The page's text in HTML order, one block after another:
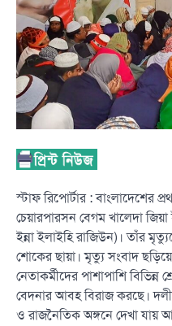
স্টাফ রিপোর্টার : বাংলাদেশের
চেয়ারপারসন বেগম খালেদা জিয়া
ইন্না ইলাইহি রাজিউন)। তাঁর
শোকের ছায়া। মৃত্যু সংবাদ
নেতাকর্মীদের পাশাপাশি
বেদনার আবহ বিরাজ করছে।
ও রাজনৈতিক অঙ্গনে দেখা যায়